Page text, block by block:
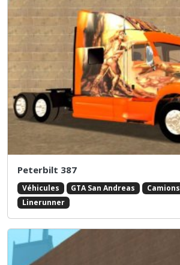
Peterbilt 387
Véhicules GTA San Andreas Camions
Linerunner